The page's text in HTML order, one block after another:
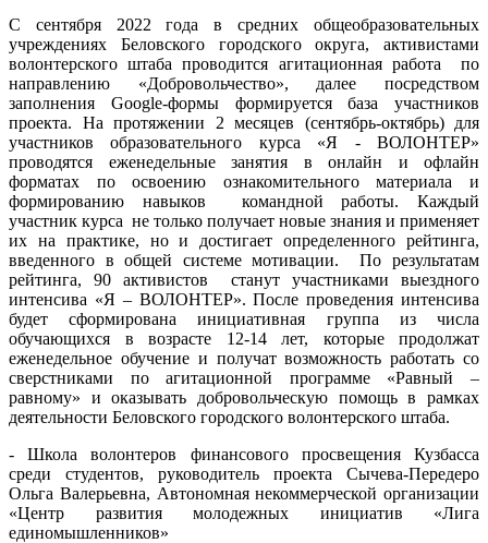
С сентября 2022 года в средних общеобразовательных
учреждениях Беловского городского округа, активистами
волонтерского штаба проводится агитационная работа по
направлению «Добровольчество», далее посредством
заполнения Google-формы формируется база участников
проекта. На протяжении 2 месяцев (сентябрь-октябрь) для
участников образовательного курса «Я - ВОЛОНТЕР»
проводятся еженедельные занятия в онлайн и офлайн
форматах по освоению ознакомительного материала и
формированию навыков командной работы. Каждый
участник курса не только получает новые знания и применяет
их на практике, но и достигает определенного рейтинга,
введенного в общей системе мотивации. По результатам
рейтинга, 90 активистов станут участниками выездного
интенсива «Я – ВОЛОНТЕР». После проведения интенсива
будет сформирована инициативная группа из числа
обучающихся в возрасте 12-14 лет, которые продолжат
еженедельное обучение и получат возможность работать со
сверстниками по агитационной программе «Равный –
равному» и оказывать добровольческую помощь в рамках
деятельности Беловского городского волонтерского штаба.
- Школа волонтеров финансового просвещения Кузбасса
среди студентов, руководитель проекта Сычева-Передеро
Ольга Валерьевна, Автономная некоммерческой организации
«Центр развития молодежных инициатив «Лига
единомышленников»